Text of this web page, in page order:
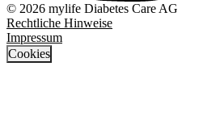
© 2026 mylife Diabetes Care AG
Rechtliche Hinweise
Impressum
Cookies